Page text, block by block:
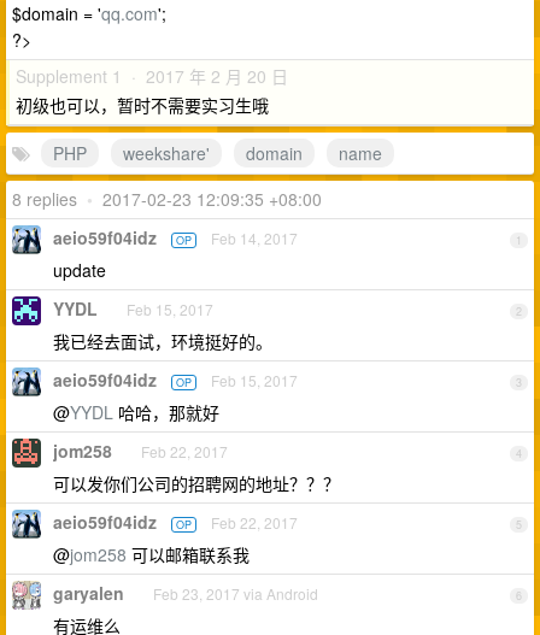
$domain = 'qq.com';
?>
Supplement 1 · 2017 年 2 月 20 日
初级也可以，暂时不需要实习生哦
PHP
weekshare' domain
name
8 replies • 2017-02-23 12:09:35 +08:00
1
aeio59f04idz OP Feb 14, 2017
update
2
YYDL Feb 15, 2017
我已经去面试，环境挺好的。
3
aeio59f04idz OP Feb 15, 2017
@YYDL 哈哈，那就好
4
jom258 Feb 22, 2017
可以发你们公司的招聘网的地址？？？
5
aeio59f04idz OP Feb 22, 2017
@jom258 可以邮箱联系我
6
garyalen Feb 23, 2017 via Android
有运维么